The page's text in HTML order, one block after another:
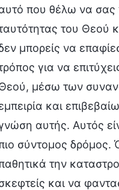
που θέλω να σας
του Θεού
μπορείς να
για να
μέσω των
και
αυτής. Αυτός
σύντομος δρόμος.
την
και να